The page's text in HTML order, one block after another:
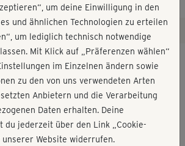
um deine Einwilligung in den
und ähnlichen Technologien zu erteilen
um lediglich technisch notwendige
Mit Klick auf „Präferenzen wählen“
im Einzelnen ändern sowie
zu den von uns verwendeten Arten
Anbietern und die Verarbeitung
Daten erhalten. Deine
du jederzeit über den Link „Cookie-
Website widerrufen.